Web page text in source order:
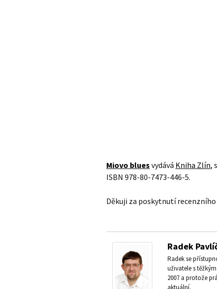
Miovo blues vydává Kniha Zlín,
ISBN 978-80-7473-446-5.
Děkuji za poskytnutí recenzního
Radek
Radek se
uživatele s
2007 a protože
aktuální.